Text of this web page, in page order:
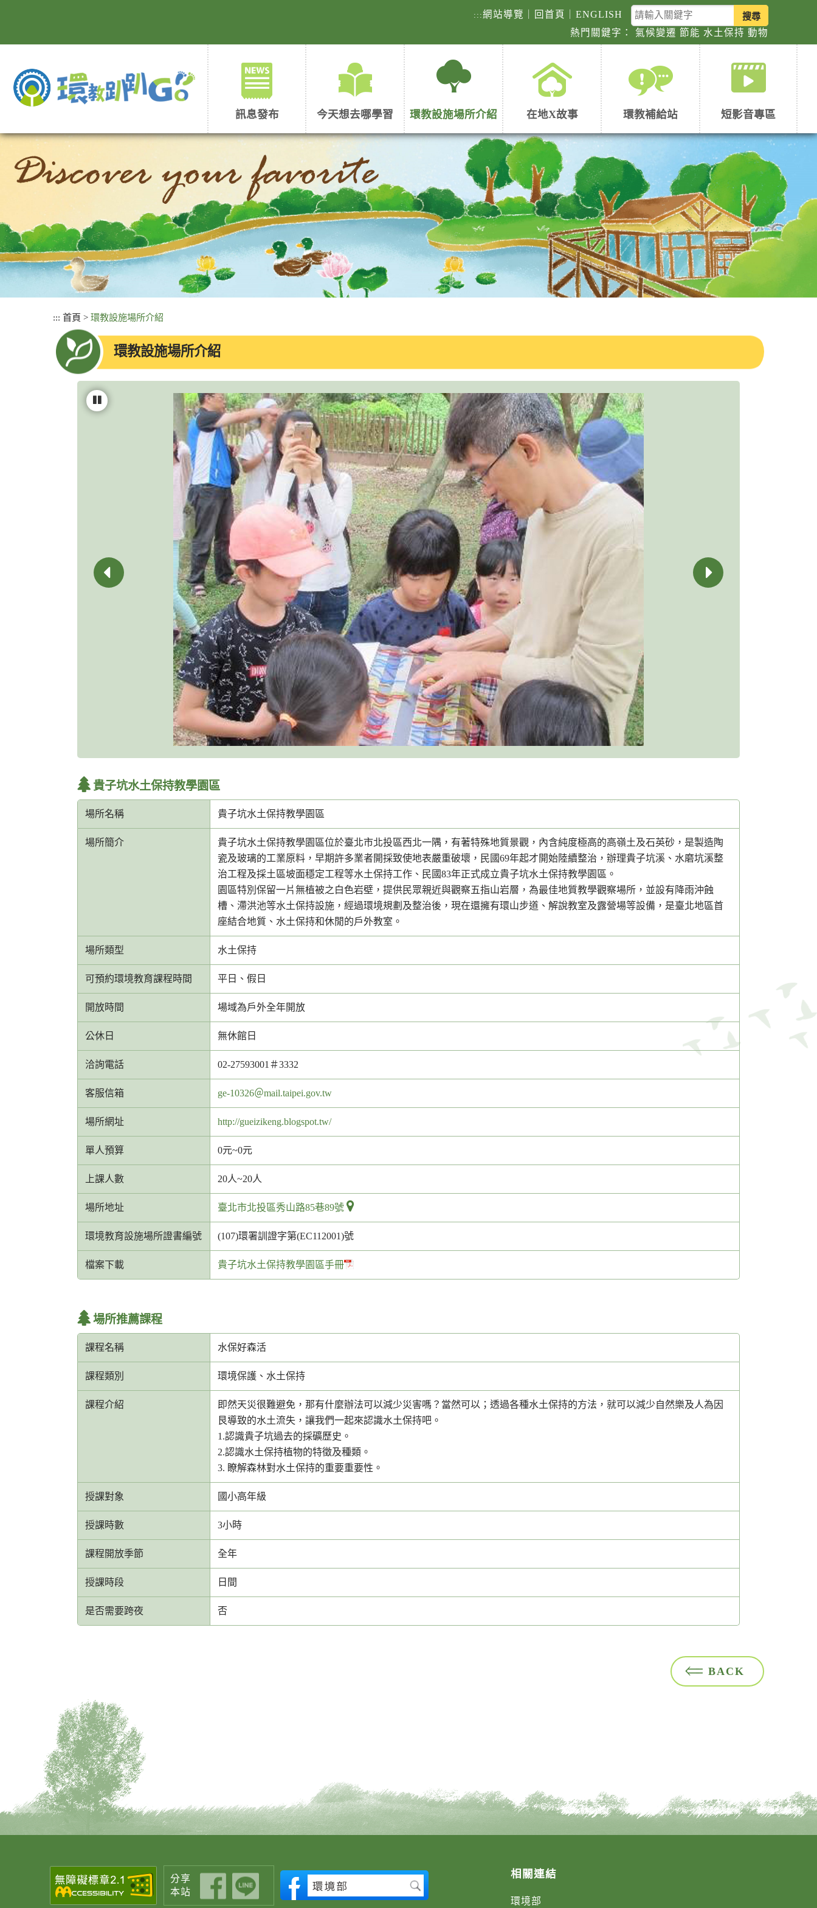
要
:::網站導覽 回首頁 ｜ENGLISH
關
鍵
字
熱門關鍵字：氣候變遷 節能 水土保持 動物
訊息發布 今天想去哪學習 環教設施場所介紹 在地X故事 環教補給站 短影音專區
::: 首頁 > 環教設施場所介紹
環教設施場所介紹
貴子坑水土保持教學園區
場所名稱 貴子坑水土保持教學園區
場所簡介
貴子坑水土保持教學園區位於臺北市北投區西北一隅，有著特殊地質景觀，內含純度極高的高嶺土及石英砂，是製造陶
瓷及玻璃的工業原料，早期許多業者開採致使地表嚴重破壞，民國69年起才開始陸續整治，辦理貴子坑溪、水磨坑溪整
治工程及採土區坡面穩定工程等水土保持工作、民國83年正式成立貴子坑水土保持教學園區。
園區特別保留一片無植被之白色岩壁，提供民眾親近與觀察五指山岩層，為最佳地質教學觀察場所，並設有降雨沖蝕
槽、滯洪池等水土保持設施，經過環境規劃及整治後，現在還擁有環山步道、解說教室及露營場等設備，是臺北地區首
座結合地質、水土保持和休閒的戶外教室。
場所類型 水土保持
可預約環境教育課程時間 平日、假日
開放時間 場域為戶外全年開放
公休日 無休館日
洽詢電話 02-27593001＃3332
客服信箱
客
服
信
箱
網
ge-10326＠mail.taipei.gov.tw
場所網址 http://gueizikeng.blogspot.tw/
單人預算 0元~0元
上課人數 20人~20人
場所地址 臺北市北投區秀山路85巷89號
環境教育設施場所證書編號 (107)環署訓證字第(EC112001)號
檔案下載 貴子坑水土保持教學園區手冊
場所推薦課程
課程名稱 水保好森活
課程類別 環境保護、水土保持
課程介紹
即然天災很難避免，那有什麼辦法可以減少災害嗎？當然可以；透過各種水土保持的方法，就可以減少自然樂及人為因
艮導致的水土流失，讓我們一起來認識水土保持吧。
1.認識貴子坑過去的採礦歷史。
2.認識水土保持植物的特徵及種類。
3. 瞭解森林對水土保持的重要重要性。
授課對象 國小高年級
授課時數 3小時
課程開放季節 全年
授課時段 日間
是否需要跨夜 否
BACK
分享
本站
相關連結
環境部